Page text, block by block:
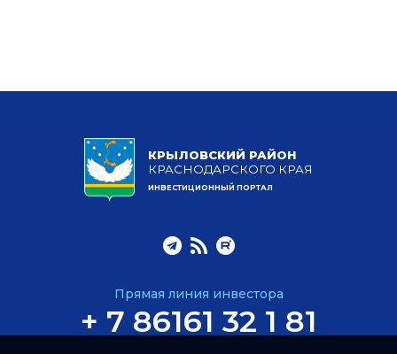
КРЫЛОВСКИЙ РАЙОН
КРАСНОДАРСКОГО КРАЯ
ИНВЕСТИЦИОННЫЙ ПОРТАЛ
Прямая линия инвестора
+ 7 86161 32 1 81